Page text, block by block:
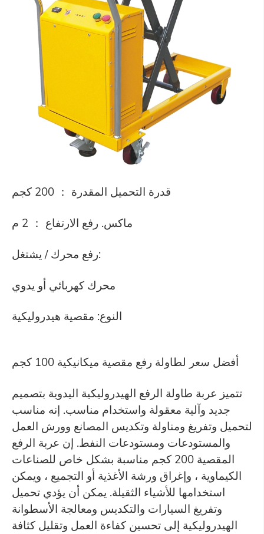
قدرة التحميل المقدرة ： 200 كجم
ماكس. رفع الارتفاع ： 2 م
رفع محرك / يشتغل:
محرك كهربائي أو يدوي
النوع: مقصية هيدروليكية
أفضل سعر لطاولة رفع مقصية ميكانيكية 100 كجم
تتميز عربة طاولة الرفع الهيدروليكية اليدوية بتصميم
جديد وآلية معقولة واستخدام مناسب. إنه مناسب
لتحميل وتفريغ ومناولة وتكديس المصانع وورش العمل
والمستودعات ومستودعات النفط. إن عربة الرفع
المقصية 200 كجم مناسبة بشكل خاص للصناعات
الكيماوية ، وإغراق ورشة الأغذية أو التجميع ، ويمكن
استخدامها للأشياء الثقيلة. يمكن أن يؤدي تحميل
وتفريغ السيارات والتكديس ومعالجة الأسطوانة
الهيدروليكية إلى تحسين كفاءة العمل وتقليل كثافة